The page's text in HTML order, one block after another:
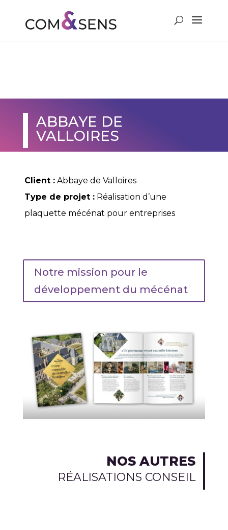
ABBAYE DE
VALLOIRES
Client :Abbaye de Valloires
Type de projet :Réalisation d’une
plaquette mécénat pour entreprises
Notre mission pour le
développement du mécénat
NOS AUTRES
RÉALISATIONS CONSEIL